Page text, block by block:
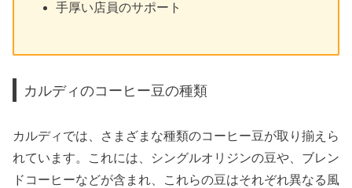
手厚い店員のサポート
カルディのコーヒー豆の種類
カルディでは、さまざまな種類のコーヒー豆が取り揃えら
れています。これには、シングルオリジンの豆や、ブレン
ドコーヒーなどが含まれ、これらの豆はそれぞれ異なる風